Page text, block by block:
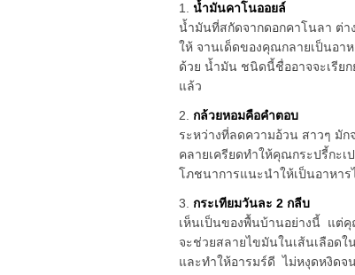
1. น้ำมันคาโนออยล์
น้ำมันที่สกัดจากดอกคาโนลา ต่า
ให้ จานเด็ดของคุณกลายเป็นอ
ด้วย น้ำมัน ชนิดนี้ชื่ออาจจะเรียก
แล้ว
2. กล้วยหอมคือคำตอบ
ระหว่างที่ลดความอ้วน สาวๆ มั
คลายเครียดทำให้คุณกระปรี้กะ
โภชนาการแนะนำให้เป็นอาหาร
3. กระเทียมวันละ 2 กลีบ
เห็นเป็นของพื้นบ้านอย่างนี้ แต่
จะช่วยสลายไขมันในเส้นเลือด
และทำให้อารมร์ดี ไม่หงุดหงิดจ